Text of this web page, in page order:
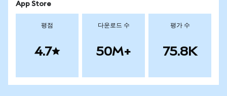
App Store
평점
4.7
다운로드 수
50M+
평가 수
75.8K